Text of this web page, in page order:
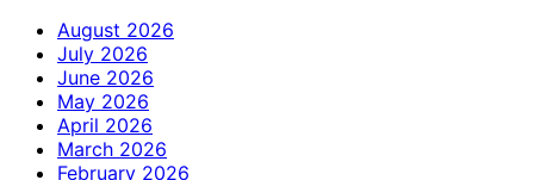
August 2026
July 2026
June 2026
May 2026
April 2026
March 2026
February 2026